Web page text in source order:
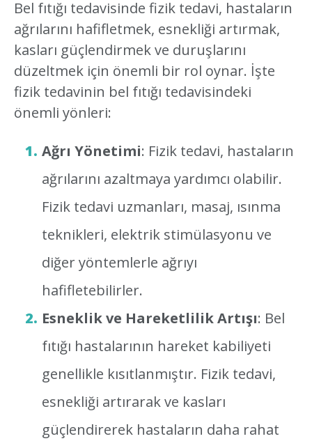
Bel fıtığı tedavisinde fizik tedavi, hastaların
ağrılarını hafifletmek, esnekliği artırmak,
kasları güçlendirmek ve duruşlarını
düzeltmek için önemli bir rol oynar. İşte
fizik tedavinin bel fıtığı tedavisindeki
önemli yönleri:
Ağrı Yönetimi: Fizik tedavi, hastaların
ağrılarını azaltmaya yardımcı olabilir.
Fizik tedavi uzmanları, masaj, ısınma
teknikleri, elektrik stimülasyonu ve
diğer yöntemlerle ağrıyı
hafifletebilirler.
Esneklik ve Hareketlilik Artışı: Bel
fıtığı hastalarının hareket kabiliyeti
genellikle kısıtlanmıştır. Fizik tedavi,
esnekliği artırarak ve kasları
güçlendirerek hastaların daha rahat